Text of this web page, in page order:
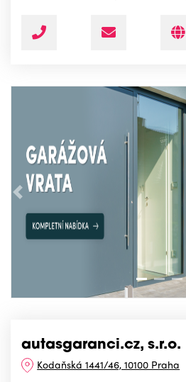
Předchozí
autasgaranci.cz, s.r.o.
Kodaňská 1441/46, 10100 Praha